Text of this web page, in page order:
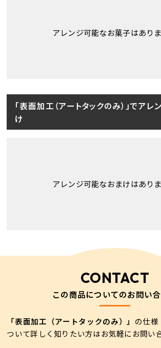
アレンジ可能なお菓子はあり
「表面加工（アートタックのみ）」でア
け
アレンジ可能なおまけはあり
CONTACT
この商品についてのお問い
「表面加工（アートタックのみ）」 の仕
ついて詳しく知りたい方はお気軽にお問い